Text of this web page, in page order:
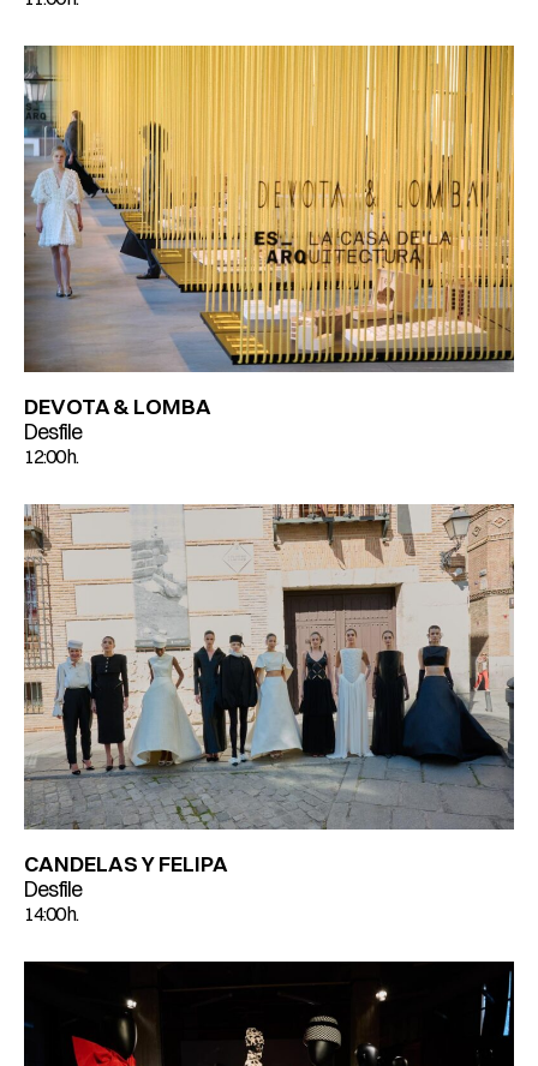
DEVOTA & LOMBA
Desfile
12:00 h.
CANDELAS Y FELIPA
Desfile
14:00 h.